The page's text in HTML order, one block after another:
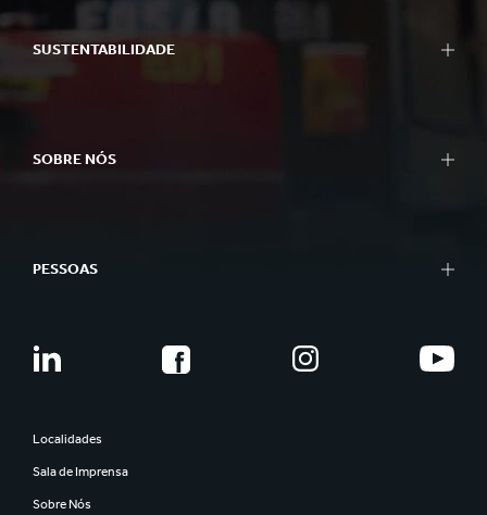
SUSTENTABILIDADE
SOBRE NÓS
PESSOAS
Localidades
Sala de Imprensa
Sobre Nós